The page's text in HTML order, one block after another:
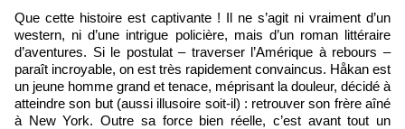
Que cette histoire est captivante ! Il ne s’agit ni vraiment d’un
western, ni d’une intrigue policière, mais d’un roman littéraire
d’aventures. Si le postulat – traverser l’Amérique à rebours –
paraît incroyable, on est très rapidement convaincus. Håkan est
un jeune homme grand et tenace, méprisant la douleur, décidé à
atteindre son but (aussi illusoire soit-il) : retrouver son frère aîné
à New York. Outre sa force bien réelle, c’est avant tout un